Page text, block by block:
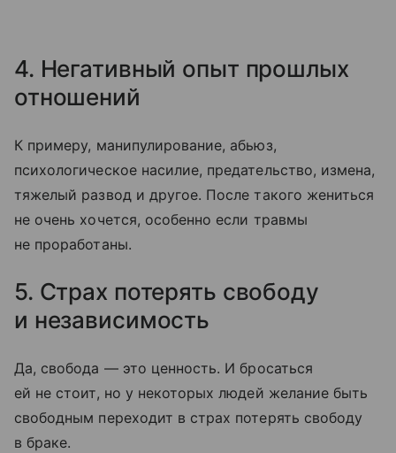
4. Негативный опыт прошлых
отношений
К примеру, манипулирование, абьюз,
психологическое насилие, предательство, измена,
тяжелый развод и другое. После такого жениться
не очень хочется, особенно если травмы
не проработаны.
5. Страх потерять свободу
и независимость
Да, свобода — это ценность. И бросаться
ей не стоит, но у некоторых людей желание быть
свободным переходит в страх потерять свободу
в браке.